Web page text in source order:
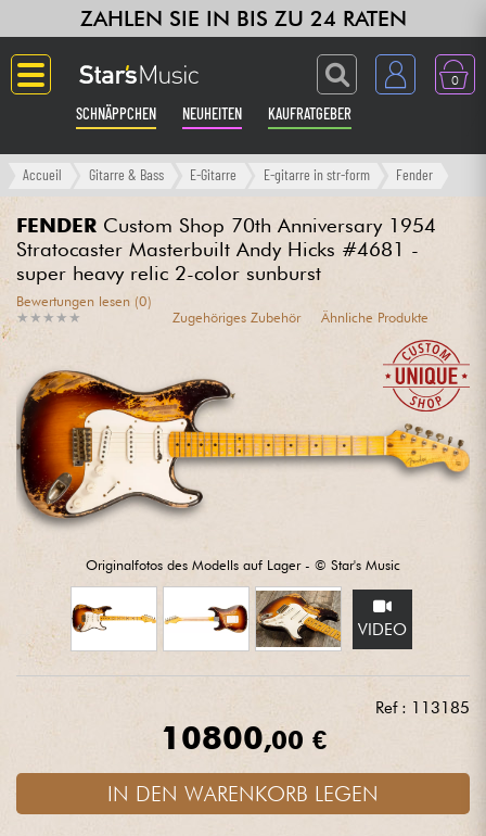
ZAHLEN SIE IN BIS ZU 24 RATEN
0
SCHNÄPPCHEN NEUHEITEN KAUFRATGEBER
Langue
Gitarre & Bass
Verstärker & Effekte
Synths & samplers
Studio
Kopfhörer
Mikros
DJ
Live-Sound
Drums
Accueil Gitarre & Bass E-Gitarre E-gitarre in str-form Fender
FENDER Custom Shop 70th Anniversary 1954
Stratocaster Masterbuilt Andy Hicks #4681 -
super heavy relic 2-color sunburst
★ ★ ★ ★ ★
★ ★ ★ ★ ★
Bewertungen lesen (0)
Zugehöriges Zubehör
Ähnliche Produkte
Originalfotos des Modells auf Lager - © Star's Music
VIDEO
Ref : 113185
10800,00 €
IN DEN WARENKORB LEGEN